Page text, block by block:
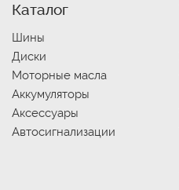
Каталог
Шины
Диски
Моторные масла
Аккумуляторы
Аксессуары
Автосигнализации